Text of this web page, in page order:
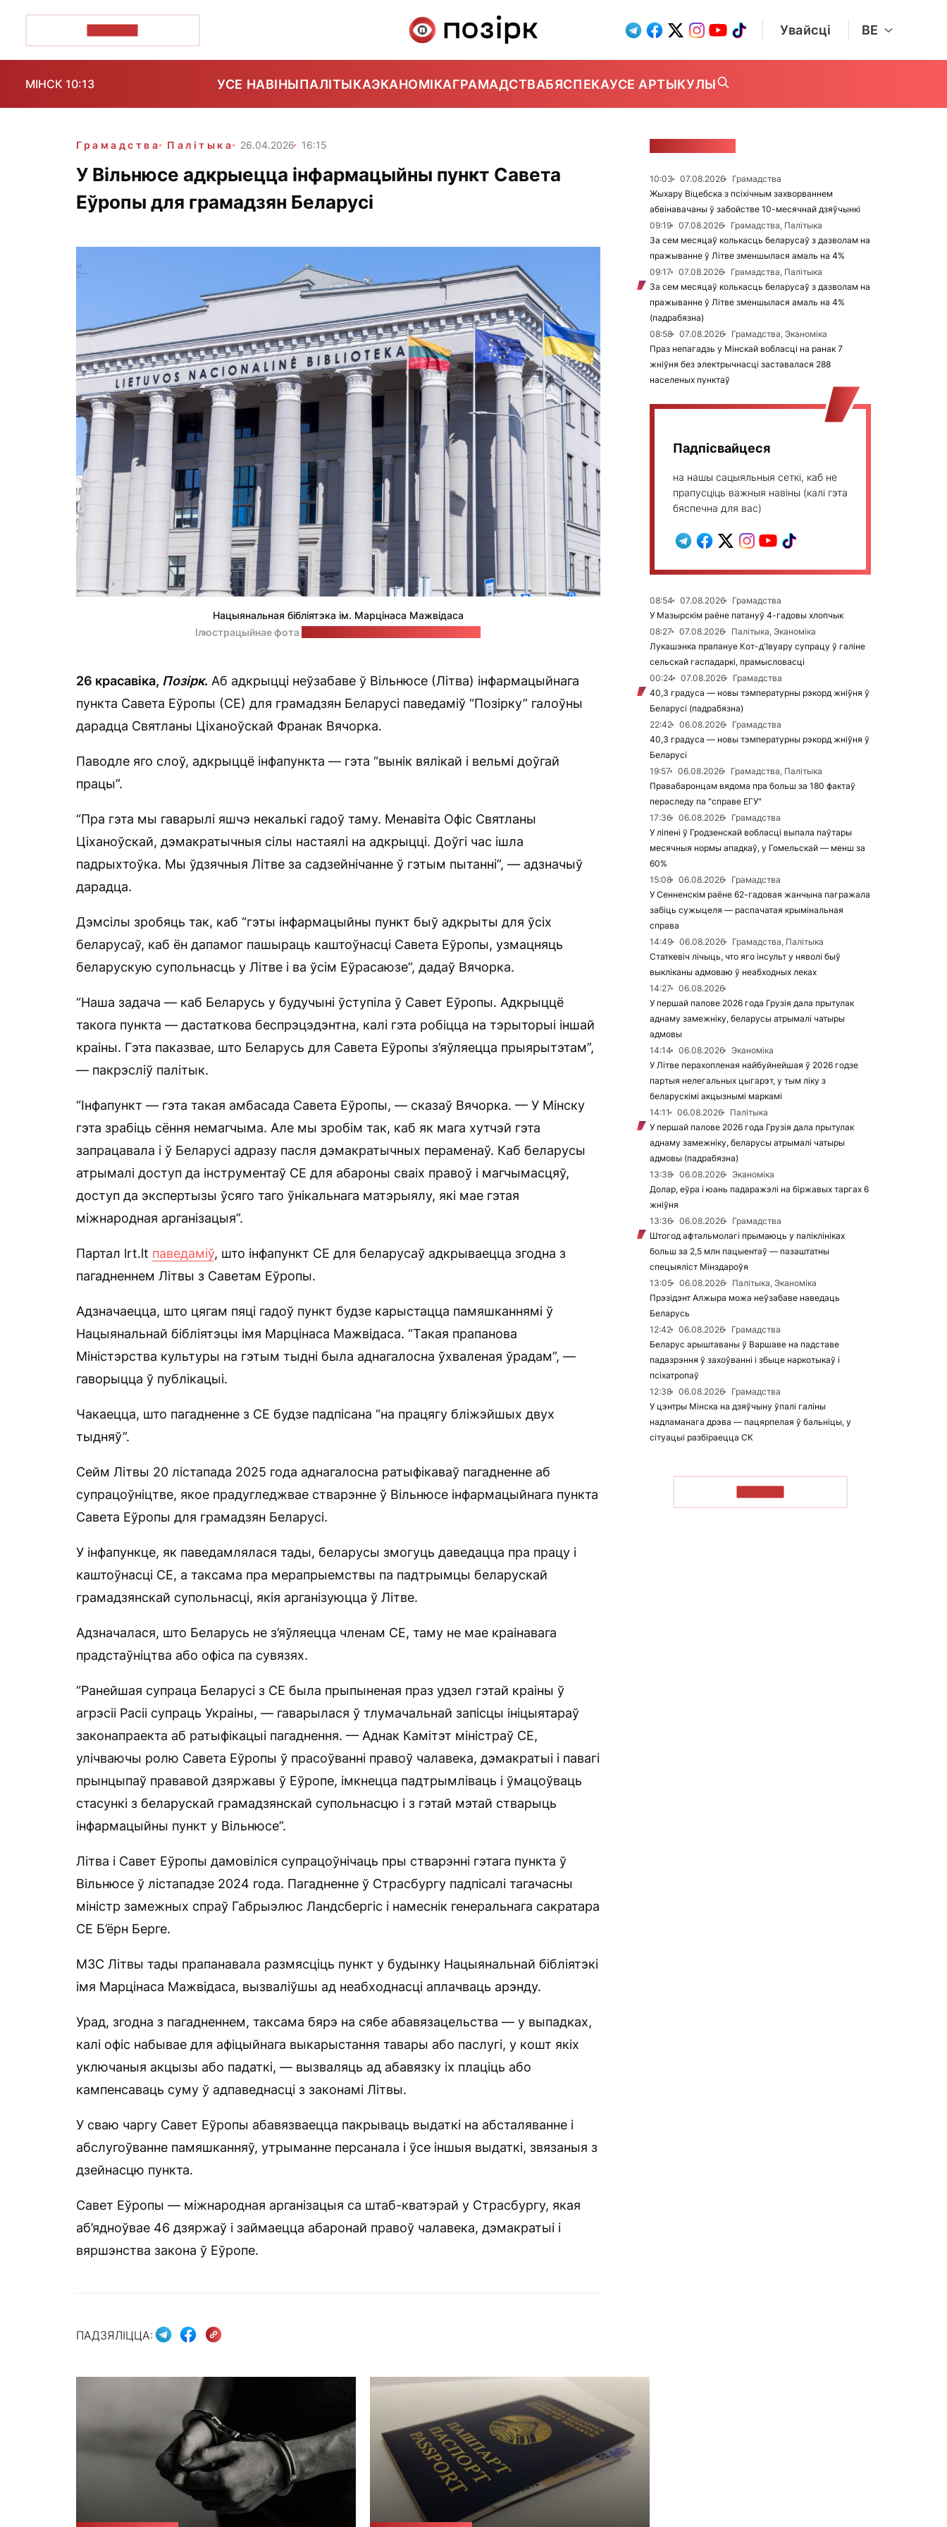
Увайсці BE
МІНСК 10:13 УСЕ НАВІНЫПАЛІТЫКАЭКАНОМІКАГРАМАДСТВАБЯСПЕКАУСЕ АРТЫКУЛЫ
Грамадства Палітыка 26.04.2026 16:15
У Вільнюсе адкрыецца інфармацыйны пункт Савета
Еўропы для грамадзян Беларусі
Нацыянальная бібліятэка ім. Марцінаса Мажвідаса
Ілюстрацыйнае фота
26 красавіка, Позірк. Аб адкрыцці неўзабаве ў Вільнюсе (Літва) інфармацыйнага
пункта Савета Еўропы (СЕ) для грамадзян Беларусі паведаміў “Позірку” галоўны
дарадца Святланы Ціханоўскай Франак Вячорка.
Паводле яго слоў, адкрыццё інфапункта — гэта “вынік вялікай і вельмі доўгай
працы”.
“Пра гэта мы гаварылі яшчэ некалькі гадоў таму. Менавіта Офіс Святланы
Ціханоўскай, дэмакратычныя сілы настаялі на адкрыцці. Доўгі час ішла
падрыхтоўка. Мы ўдзячныя Літве за садзейнічанне ў гэтым пытанні”, — адзначыў
дарадца.
Дэмсілы зробяць так, каб “гэты інфармацыйны пункт быў адкрыты для ўсіх
беларусаў, каб ён дапамог пашыраць каштоўнасці Савета Еўропы, узмацняць
беларускую супольнасць у Літве і ва ўсім Еўрасаюзе”, дадаў Вячорка.
“Наша задача — каб Беларусь у будучыні ўступіла ў Савет Еўропы. Адкрыццё
такога пункта — дастаткова беспрэцэдэнтна, калі гэта робіцца на тэрыторыі іншай
краіны. Гэта паказвае, што Беларусь для Савета Еўропы з’яўляецца прыярытэтам”,
— пакрэсліў палітык.
“Інфапункт — гэта такая амбасада Савета Еўропы, — сказаў Вячорка. — У Мінску
гэта зрабіць сёння немагчыма. Але мы зробім так, каб як мага хутчэй гэта
запрацавала і ў Беларусі адразу пасля дэмакратычных пераменаў. Каб беларусы
атрымалі доступ да інструментаў СЕ для абароны сваіх правоў і магчымасцяў,
доступ да экспертызы ўсяго таго ўнікальнага матэрыялу, які мае гэтая
міжнародная арганізацыя”.
Партал lrt.lt паведаміў, што інфапункт СЕ для беларусаў адкрываецца згодна з
пагадненнем Літвы з Саветам Еўропы.
Адзначаецца, што цягам пяці гадоў пункт будзе карыстацца памяшканнямі ў
Нацыянальнай бібліятэцы імя Марцінаса Мажвідаса. “Такая прапанова
Міністэрства культуры на гэтым тыдні была аднагалосна ўхваленая ўрадам”, —
гаворыцца ў публікацыі.
Чакаецца, што пагадненне з СЕ будзе падпісана “на працягу бліжэйшых двух
тыдняў”.
Сейм Літвы 20 лістапада 2025 года аднагалосна ратыфікаваў пагадненне аб
супрацоўніцтве, якое прадугледжвае стварэнне ў Вільнюсе інфармацыйнага пункта
Савета Еўропы для грамадзян Беларусі.
У інфапункце, як паведамлялася тады, беларусы змогуць даведацца пра працу і
каштоўнасці СЕ, а таксама пра мерапрыемствы па падтрымцы беларускай
грамадзянскай супольнасці, якія арганізуюцца ў Літве.
Адзначалася, што Беларусь не з’яўляецца членам СЕ, таму не мае краінавага
прадстаўніцтва або офіса па сувязях.
“Ранейшая супраца Беларусі з СЕ была прыпыненая праз удзел гэтай краіны ў
агрэсіі Расіі супраць Украіны, — гаварылася ў тлумачальнай запісцы ініцыятараў
законапраекта аб ратыфікацыі пагаднення. — Аднак Камітэт міністраў СЕ,
улічваючы ролю Савета Еўропы ў прасоўванні правоў чалавека, дэмакратыі і павагі
прынцыпаў прававой дзяржавы ў Еўропе, імкнецца падтрымліваць і ўмацоўваць
стасункі з беларускай грамадзянскай супольнасцю і з гэтай мэтай стварыць
інфармацыйны пункт у Вільнюсе”.
Літва і Савет Еўропы дамовіліся супрацоўнічаць пры стварэнні гэтага пункта ў
Вільнюсе ў лістападзе 2024 года. Пагадненне ў Страсбургу падпісалі тагачасны
міністр замежных спраў Габрыэлюс Ландсбергіс і намеснік генеральнага сакратара
СЕ Б’ёрн Берге.
МЗС Літвы тады прапанавала размясціць пункт у будынку Нацыянальнай бібліятэкі
імя Марцінаса Мажвідаса, вызваліўшы ад неабходнасці аплачваць арэнду.
Урад, згодна з пагадненнем, таксама бярэ на сябе абавязацельства — у выпадках,
калі офіс набывае для афіцыйнага выкарыстання тавары або паслугі, у кошт якіх
уключаныя акцызы або падаткі, — вызваляць ад абавязку іх плаціць або
кампенсаваць суму ў адпаведнасці з законамі Літвы.
У сваю чаргу Савет Еўропы абавязваецца пакрываць выдаткі на абсталяванне і
абслугоўванне памяшканняў, утрыманне персанала і ўсе іншыя выдаткі, звязаныя з
дзейнасцю пункта.
Савет Еўропы — міжнародная арганізацыя са штаб-кватэрай у Страсбургу, якая
аб’ядноўвае 46 дзяржаў і займаецца абаронай правоў чалавека, дэмакратыі і
вяршэнства закона ў Еўропе.
ПАДЗЯЛІЦЦА:
10:03 07.08.2026
Грамадства
Жыхару Віцебска з псіхічным захворваннем
абвінавачаны ў забойстве 10-месячнай дзяўчынкі
09:19
07.08.2026
Грамадства, Палітыка
За сем месяцаў колькасць беларусаў з дазволам на
пражыванне ў Літве зменшылася амаль на 4%
09:17
07.08.2026
Грамадства, Палітыка
За сем месяцаў колькасць беларусаў з дазволам на
пражыванне ў Літве зменшылася амаль на 4%
(падрабязна)
08:58
07.08.2026
Грамадства, Эканоміка
Праз непагадзь у Мінскай вобласці на ранак 7
жніўня без электрычнасці заставалася 288
населеных пунктаў
Падпісвайцеся
на нашы сацыяльныя сеткі, каб не
прапусціць важныя навіны (калі гэта
бяспечна для вас)
08:54 07.08.2026
Грамадства
У Мазырскім раёне патануў 4-гадовы хлопчык
08:27
07.08.2026
Палітыка, Эканоміка
Лукашэнка прапануе Кот-д'Івуару супрацу ў галіне
сельскай гаспадаркі, прамысловасці
00:24
07.08.2026
Грамадства
40,3 градуса — новы тэмпературны рэкорд жніўня ў
Беларусі (падрабязна)
22:42
06.08.2026
Грамадства
40,3 градуса — новы тэмпературны рэкорд жніўня ў
Беларусі
19:57
06.08.2026
Грамадства, Палітыка
Правабаронцам вядома пра больш за 180 фактаў
пераследу па "справе ЕГУ"
17:36
06.08.2026
Грамадства
У ліпені ў Гродзенскай вобласці выпала паўтары
месячныя нормы ападкаў, у Гомельскай — менш за
60%
15:08
06.08.2026
Грамадства
У Сенненскім раёне 62-гадовая жанчына пагражала
забіць сужыцеля — распачатая крымінальная
справа
14:49
06.08.2026
Грамадства, Палітыка
Статкевіч лічыць, что яго інсульт у няволі быў
выкліканы адмоваю ў неабходных леках
14:27
06.08.2026
У першай палове 2026 года Грузія дала прытулак
аднаму замежніку, беларусы атрымалі чатыры
адмовы
14:14
06.08.2026
Эканоміка
У Літве перахопленая найбуйнейшая ў 2026 годзе
партыя нелегальных цыгарэт, у тым ліку з
беларускімі акцызнымі маркамі
14:11
06.08.2026
Палітыка
У першай палове 2026 года Грузія дала прытулак
аднаму замежніку, беларусы атрымалі чатыры
адмовы (падрабязна)
13:38
06.08.2026
Эканоміка
Долар, еўра і юань падаражэлі на біржавых таргах 6
жніўня
13:36
06.08.2026
Грамадства
Штогод афтальмолагі прымаюць у паліклініках
больш за 2,5 млн пацыентаў — пазаштатны
спецыяліст Мінздароўя
13:05
06.08.2026
Палітыка, Эканоміка
Прэзідэнт Алжыра можа неўзабаве наведаць
Беларусь
12:42
06.08.2026
Грамадства
Беларус арыштаваны ў Варшаве на падставе
падазрэння ў захоўванні і збыце наркотыкаў і
псіхатропаў
12:38
06.08.2026
Грамадства
У цэнтры Мінска на дзяўчыну ўпалі галіны
надламанага дрэва — пацярпелая ў бальніцы, у
сітуацыі разбіраецца СК